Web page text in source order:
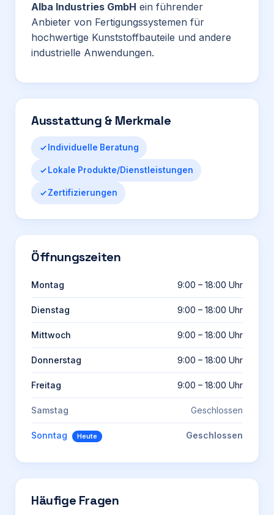
Alba Industries GmbH ein führender
Anbieter von Fertigungssystemen für
hochwertige Kunststoffbauteile und andere
industrielle Anwendungen.
Ausstattung & Merkmale
Individuelle Beratung
Lokale Produkte/Dienstleistungen
Zertifizierungen
Öffnungszeiten
Montag 9:00 – 18:00 Uhr
Dienstag 9:00 – 18:00 Uhr
Mittwoch 9:00 – 18:00 Uhr
Donnerstag 9:00 – 18:00 Uhr
Freitag 9:00 – 18:00 Uhr
Samstag Geschlossen
Sonntag Heute Geschlossen
Häufige Fragen